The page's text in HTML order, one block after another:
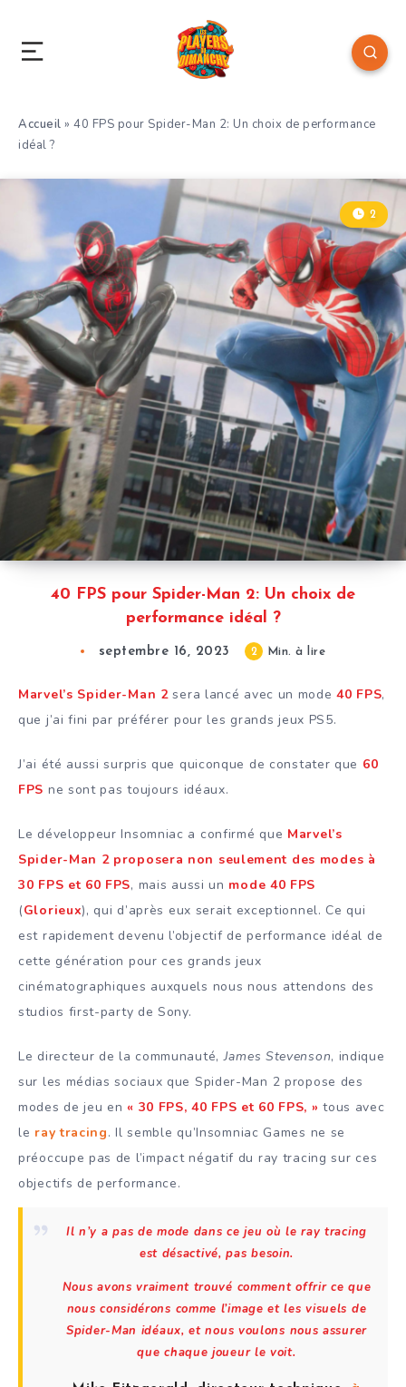
Accueil » 40 FPS pour Spider-Man 2: Un choix de performance
idéal ?
40 FPS pour Spider-Man 2: Un choix de
performance idéal ?
2
septembre 16, 2023 2 Min. à lire
Marvel’s Spider-Man 2sera lancé avec un mode40 FPS,
que j’ai fini par préférer pour les grands jeux PS5.
J’ai été aussi surpris que quiconque de constater que 60
FPS ne sont pas toujours idéaux.
Le développeur Insomniac a confirmé que Marvel’s
Spider-Man 2 proposera non seulement des modes à
30 FPS et 60 FPS, mais aussi un mode 40 FPS
(Glorieux), qui d’après eux serait exceptionnel. Ce qui
est rapidement devenu l’objectif de performance idéal de
cette génération pour ces grands jeux
cinématographiques auxquels nous nous attendons des
studios first-party de Sony.
Le directeur de la communauté,James Stevenson, indique
sur les médias sociaux que Spider-Man 2 propose des
modes de jeu en« 30 FPS, 40 FPS et 60 FPS, » tous avec
le ray tracing. Il semble qu’Insomniac Games ne se
préoccupe pas de l’impact négatif du ray tracing sur ces
objectifs de performance.
Il n’y a pas de mode dans ce jeu où le ray tracing
est désactivé, pas besoin.
Nous avons vraiment trouvé comment offrir ce que
nous considérons comme l’image et les visuels de
Spider-Man idéaux, et nous voulons nous assurer
que chaque joueur le voit.